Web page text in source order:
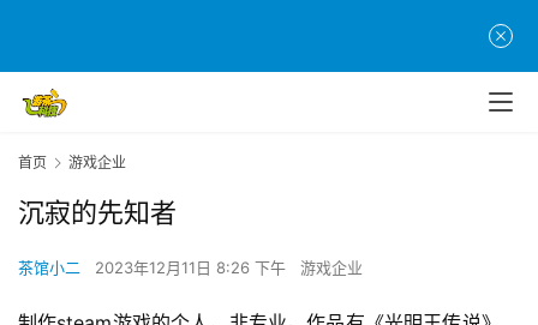
游
原
首页 游戏企业
沉寂的先知者
茶馆小二 2023年12月11日 8:26 下午 游戏企业